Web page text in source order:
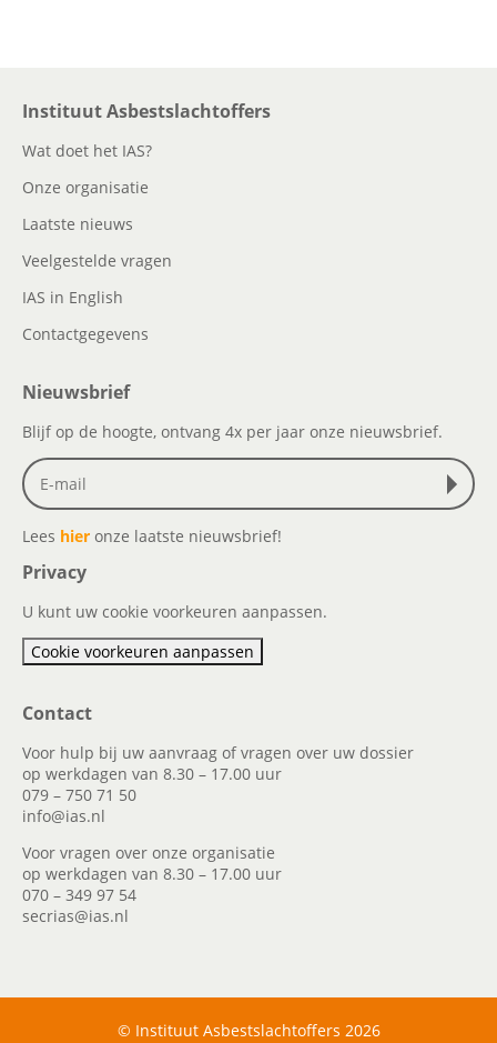
Instituut Asbestslachtoffers
Wat doet het IAS?
Onze organisatie
Laatste nieuws
Veelgestelde vragen
IAS in English
Contactgegevens
Nieuwsbrief
Blijf op de hoogte, ontvang 4x per jaar onze nieuwsbrief.
Lees hier onze laatste nieuwsbrief!
Privacy
U kunt uw cookie voorkeuren aanpassen.
Cookie voorkeuren aanpassen
Contact
Voor hulp bij uw aanvraag of vragen over uw dossier
op werkdagen van 8.30 – 17.00 uur
079 – 750 71 50
info@ias.nl
Voor vragen over onze organisatie
op werkdagen van 8.30 – 17.00 uur
070 – 349 97 54
secrias@ias.nl
© Instituut Asbestslachtoffers 2026